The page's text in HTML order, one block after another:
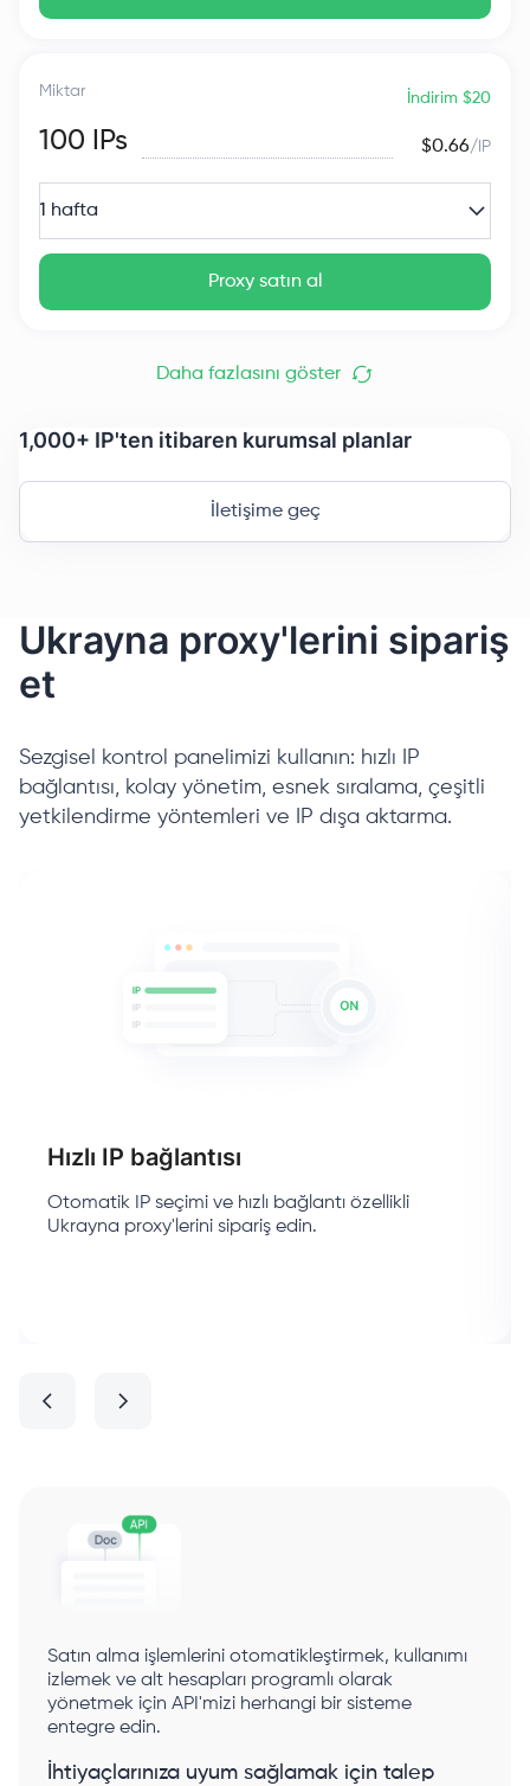
Miktar
100 IPs
İndirim $20
$0.66/IP
1 hafta
Proxy satın al
Daha fazlasını göster
1,000+ IP'ten itibaren kurumsal planlar
İletişime geç
Ukrayna proxy'lerini sipariş
et
Sezgisel kontrol panelimizi kullanın: hızlı IP
bağlantısı, kolay yönetim, esnek sıralama, çeşitli
yetkilendirme yöntemleri ve IP dışa aktarma.
Hızlı IP bağlantısı
Otomatik IP seçimi ve hızlı bağlantı özellikli
Ukrayna proxy'lerini sipariş edin.
Satın alma işlemlerini otomatikleştirmek, kullanımı
izlemek ve alt hesapları programlı olarak
yönetmek için API'mizi herhangi bir sisteme
entegre edin.
İhtiyaçlarınıza uyum sağlamak için talep